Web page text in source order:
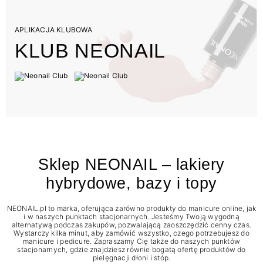
APLIKACJA KLUBOWA
KLUB NEONAIL
Sklep NEONAIL – lakiery
hybrydowe, bazy i topy
NEONAIL.pl to marka, oferująca zarówno produkty do manicure online, jak
i w naszych punktach stacjonarnych. Jesteśmy Twoją wygodną
alternatywą podczas zakupów, pozwalającą zaoszczędzić cenny czas.
Wystarczy kilka minut, aby zamówić wszystko, czego potrzebujesz do
manicure i pedicure. Zapraszamy Cię także do naszych punktów
stacjonarnych, gdzie znajdziesz równie bogatą ofertę produktów do
pielęgnacji dłoni i stóp.